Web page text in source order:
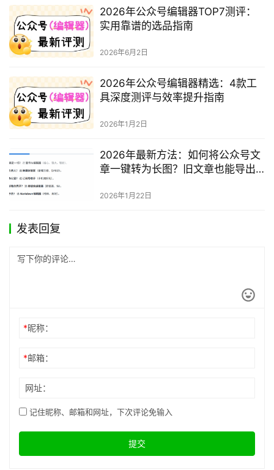
相关文章
2025年公众号文章插入跳转超链接
2025年12月18日
公众号排版工具横向测评：从效率
2026年1月13日
2026权威精选 微信公众号编辑器
2026年最新方法：如何将公众号文
为图片吗？完整指南